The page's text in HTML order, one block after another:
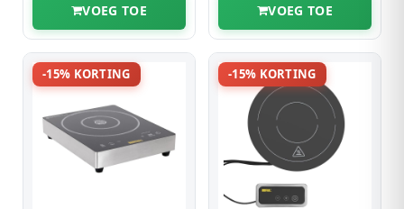
VOEG TOE VOEG TOE
-15% KORTING -15% KORTING